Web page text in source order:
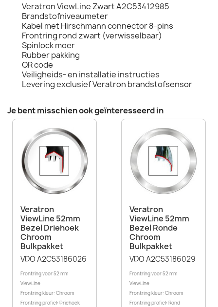
Veratron ViewLine Zwart A2C53412985
Brandstofniveaumeter
Kabel met Hirschmann connector 8-pins
Frontring rond zwart (verwisselbaar)
Spinlock moer
Rubber pakking
QR code
Veiligheids- en installatie instructies
Levering exclusief Veratron brandstofsensor
Je bent misschien ook geïnteresseerd in
Veratron
ViewLine 52mm
Bezel Driehoek
Chroom
Bulkpakket
VDO A2C53186026
Frontring voor 52 mm
ViewLine
Frontring kleur: Chroom
Frontring profiel: Driehoek
Veratron
ViewLine 52mm
Bezel Ronde
Chroom
Bulkpakket
VDO A2C53186029
Frontring voor 52 mm
ViewLine
Frontring kleur: Chroom
Frontring profiel: Rond